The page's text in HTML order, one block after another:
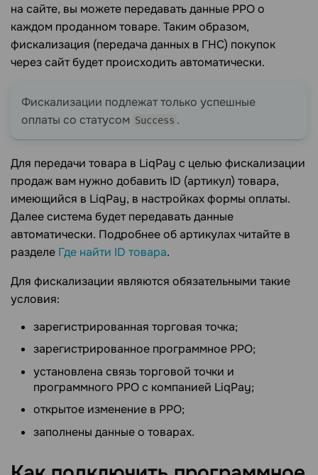
на сайте, вы можете передавать данные РРО о
каждом проданном товаре. Таким образом,
фискализация (передача данных в ГНС) покупок
через сайт будет происходить автоматически.
Фискализации подлежат только успешные
оплаты со статусом Success .
Для передачи товара в LiqPay с целью фискализации
продаж вам нужно добавить ID (артикул) товара,
имеющийся в LiqPay, в настройках формы оплаты.
Далее система будет передавать данные
автоматически. Подробнее об артикулах читайте в
разделе Где найти ID товара.
Для фискализации являются обязательными такие
условия:
зарегистрированная торговая точка;
зарегистрированное программное РРО;
установлена ​​связь торговой точки и
программного РРО с компанией LiqРay;
открытое изменение в РРО;
заполнены данные о товарах.